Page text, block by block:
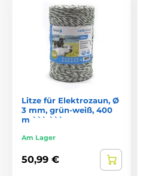
Litze für Elektrozaun, Ø
3 mm, grün-weiß, 400
m ``` ```
Am Lager
50,99 €